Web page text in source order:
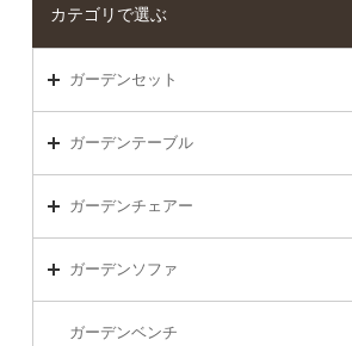
カテゴリで選ぶ
ガーデンセット
ガーデンセット（海外在庫）
ラウンジ・ベッド
ガーデンテーブル
ガーデンテーブルTOP
ガーデンチェアー
ガーデンチェアーTOP
ガーデンソファ
ガーデンソファTOP
ガーデンベンチ